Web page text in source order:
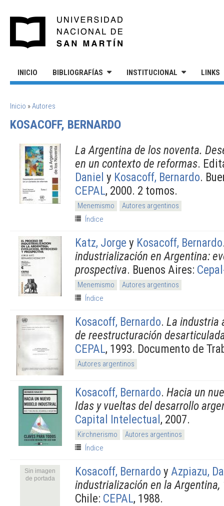
INICIO BIBLIOGRAFÍAS INSTITUCIONAL LINKS
SE ENCUENTRA USTED AQUÍ
Inicio »Autores
KOSACOFF, BERNARDO
La Argentina de los noventa.
en un contexto de reformas.
Daniel y Kosacoff, Bernardo.
CEPAL, 2000. 2 tomos.
Menemismo
Autores argentinos
Índice
Katz, Jorge y Kosacoff, Bernardo
industrialización en Argentina:
prospectiva. Buenos Aires:
Menemismo
Autores argentinos
Índice
Kosacoff, Bernardo. La industria
de reestructuración
CEPAL, 1993. Documento de
Autores argentinos
Kosacoff, Bernardo. Hacia un
Idas y vueltas del desarrollo
Capital Intelectual, 2007.
Kirchnerismo
Autores argentinos
Índice
Sin imagen
de portada
Kosacoff, Bernardo y Azpiazu,
industrialización en la Argentina,
Chile: CEPAL, 1988.